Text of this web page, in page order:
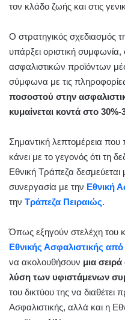
τον κλάδο ζωής και στις
Ο στρατηγικός σχεδιασμός
υπάρξει οριστική
ασφαλιστικών προϊόντων
σύμφωνα με τις
ποσοστού στην
κυμαίνεται κοντά στο 30%-
Σημαντική λεπτομέρεια που
κάνει με το γεγονός ότι τη
Εθνική Τράπεζα δεσμεύεται
συνεργασία με την Εθνική
την Τράπεζα Πειραιώς.
Όπως εξηγούν στελέχη του
Εθνικής Ασφαλιστικής
να ακολουθήσουν μια
λύση των υφιστάμενων
του δικτύου της να διαθέτει
Ασφαλιστικής, αλλά και η